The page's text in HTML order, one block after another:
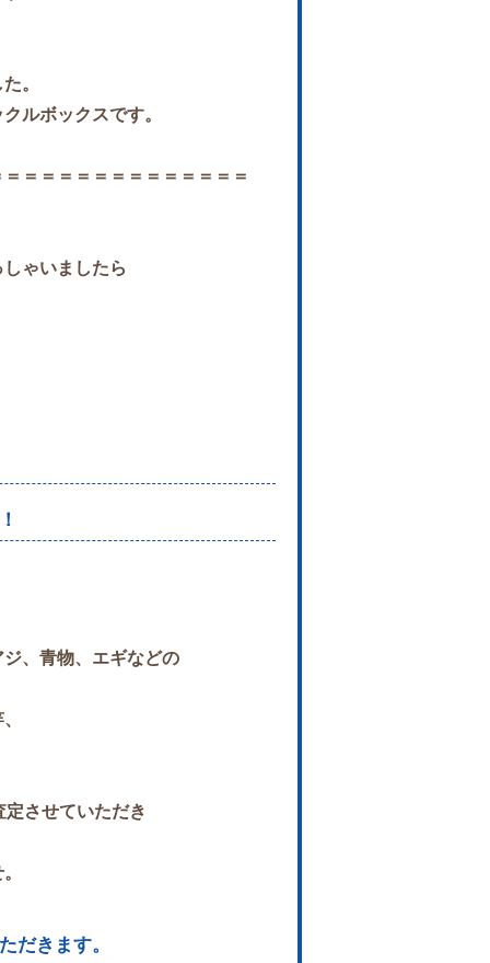
た。
ルボックスです。
＝＝＝＝＝＝＝＝＝＝＝＝＝
ゃいましたら
、青物、 エギなどの
させていただき
だきます。